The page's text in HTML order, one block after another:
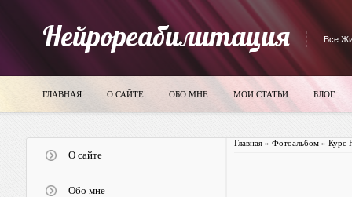
Нейрореабилитация Все
ГЛАВНАЯ О САЙТЕ ОБО МНЕ МОИ СТАТЬИ БЛОГ
О сайте
Обо мне
Главная» Фотоальбом» Курс